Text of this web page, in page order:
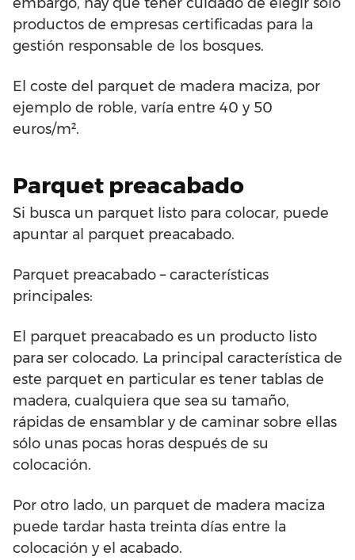
productos de empresas certificadas para la
gestión responsable de los bosques.
El coste del parquet de madera maciza, por
ejemplo de roble, varía entre 40 y 50
euros/m².
Parquet preacabado
Si busca un parquet listo para colocar, puede
apuntar al parquet preacabado.
Parquet preacabado – características
principales:
El parquet preacabado es un producto listo
para ser colocado. La principal característica de
este parquet en particular es tener tablas de
madera, cualquiera que sea su tamaño,
rápidas de ensamblar y de caminar sobre ellas
sólo unas pocas horas después de su
colocación.
Por otro lado, un parquet de madera maciza
puede tardar hasta treinta días entre la
colocación y el acabado.